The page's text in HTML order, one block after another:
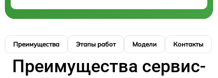
Преимущества Этапы работ Модели Контакты
Преимущества сервис-